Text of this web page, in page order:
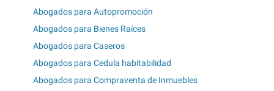
Abogados para Autopromoción
Abogados para Bienes Raíces
Abogados para Caseros
Abogados para Cedula habitabilidad
Abogados para Compraventa de Inmuebles